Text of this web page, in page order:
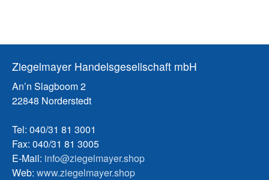
Ziegelmayer Handelsgesellschaft mbH
An’n Slagboom 2
22848 Norderstedt
Tel: 040/31 81 3001
Fax: 040/31 81 3005
E-Mail: info@ziegelmayer.shop
Web: www.ziegelmayer.shop